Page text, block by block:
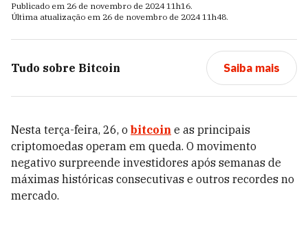
Publicado em 26 de novembro de 2024 11h16.
Última atualização em 26 de novembro de 2024 11h48.
Tudo sobre Bitcoin Saiba mais
Nesta terça-feira, 26, o bitcoin e as principais
criptomoedas operam em queda. O movimento
negativo surpreende investidores após semanas de
máximas históricas consecutivas e outros recordes no
mercado.